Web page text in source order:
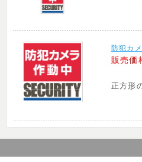
防犯カ
販売価
正方形